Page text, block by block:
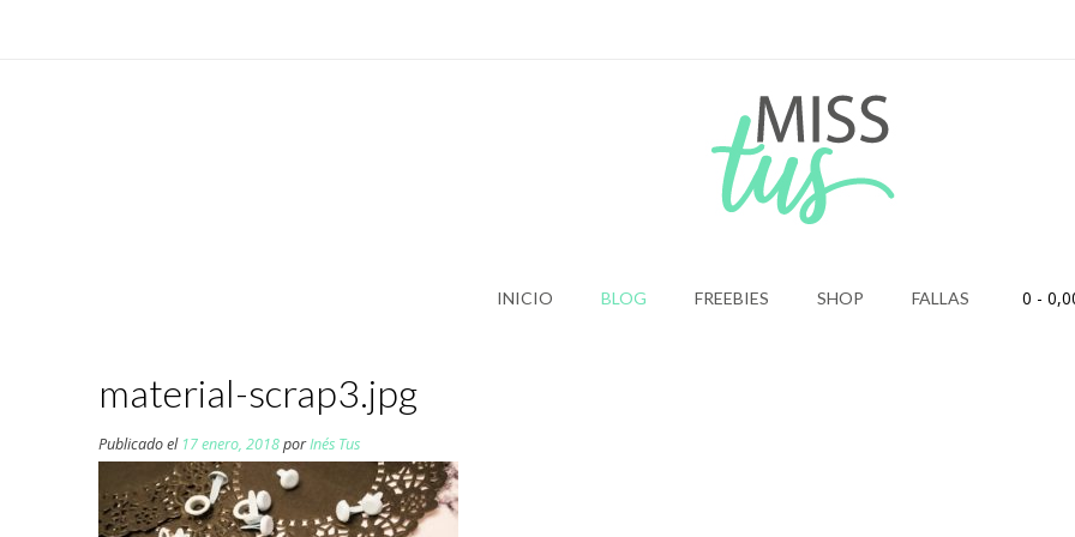
INICIO BLOG FREEBIES SHOP FALLAS 0 -
material-scrap3.jpg
Publicado el 17 enero, 2018porInés Tus